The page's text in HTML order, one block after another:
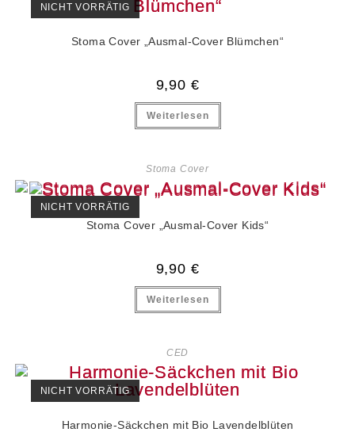
NICHT VORRÄTIG
Stoma Cover „Ausmal-Cover Blümchen“
9,90 €
Weiterlesen
Stoma Cover
NICHT VORRÄTIG
Stoma Cover „Ausmal-Cover Kids“
9,90 €
Weiterlesen
CED
NICHT VORRÄTIG
Harmonie-Säckchen mit Bio Lavendelblüten